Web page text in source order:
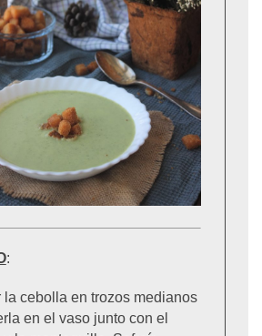
:
la cebolla en trozos medianos
en el vaso junto con el